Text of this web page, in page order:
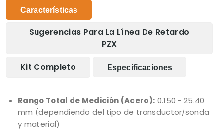
Características
Sugerencias Para La Línea De Retardo
PZX
Kit Completo Especificaciones
Rango Total de Medición (Acero): 0.150 - 25.40
mm (dependiendo del tipo de transductor/sonda
y material)